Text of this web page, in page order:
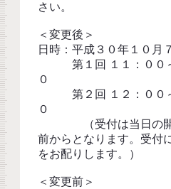
さい。
＜変更後＞
日時：平成３０年１０月
第１回 １１：００～
０
第２回 １２：００～
０
（受付は当日の開
前からとなります。受付
をお配りします。）
＜変更前＞